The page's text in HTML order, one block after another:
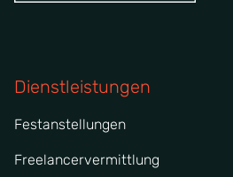
Dienstleistungen
Festanstellungen
Freelancervermittlung